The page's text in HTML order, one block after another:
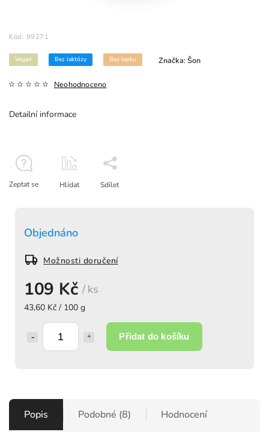
Kód: 99271
Vegan Bez laktózy Bez lepku
Neohodnoceno
Značka:Šon
109 Kč / ks
43,60 Kč / 100 g
Přidat do košíku
Objednáno
Možnosti doručení
Detailní informace
Zeptat se Hlídat Sdílet
Popis Podobné (8) Hodnocení